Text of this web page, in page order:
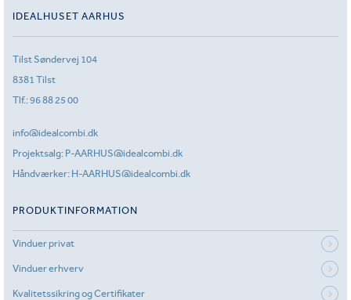
IDEALHUSET AARHUS
Tilst Søndervej 104
8381 Tilst
Tlf.:96 88 25 00
info@idealcombi.dk
Projektsalg: P-AARHUS@idealcombi.dk
Håndværker: H-AARHUS@idealcombi.dk
PRODUKTINFORMATION
Vinduer privat
Vinduer erhverv
Kvalitetssikring og Certifikater